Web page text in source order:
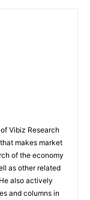
Vibiz Research
makes market
of the economy
as other related
also actively
and columns in